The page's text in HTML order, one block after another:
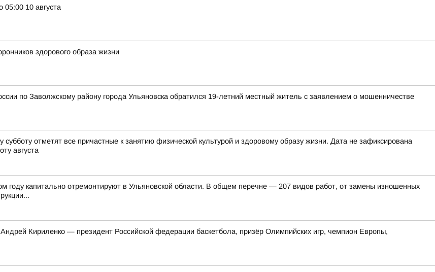
05:00 10 августа
здорового образа жизни
по Заволжскому району города Ульяновска обратился 19-летний местный житель с заявлением о мошенничестве
отметят все причастные к занятию физической культурой и здоровому образу жизни. Дата не зафиксирована
августа
году капитально отремонтируют в Ульяновской области. В общем перечне — 207 видов работ, от замены изношенных
Кириленко — президент Российской федерации баскетбола, призёр Олимпийских игр, чемпион Европы,